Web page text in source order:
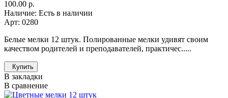
100.00 р.
Наличие: Есть в наличии
Арт: 0280
Белые мелки 12 штук. Полированные мелки удивят своим
качеством родителей и преподавателей, практичес.....
Купить
В закладки
В сравнение